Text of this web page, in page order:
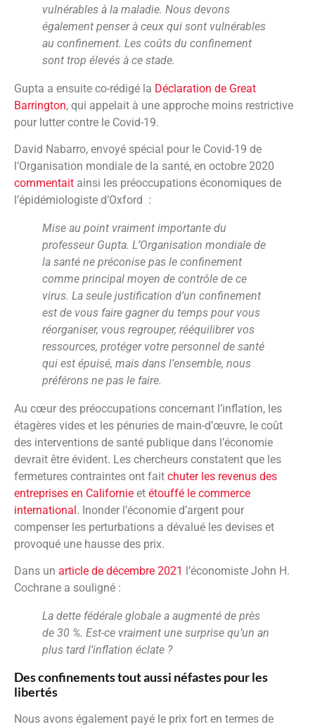
vulnérables à la maladie. Nous devons
également penser à ceux qui sont vulnérables
au confinement. Les coûts du confinement
sont trop élevés à ce stade.
Gupta a ensuite co-rédigé la Déclaration de Great
Barrington, qui appelait à une approche moins restrictive
pour lutter contre le Covid-19.
David Nabarro, envoyé spécial pour le Covid-19 de
l’Organisation mondiale de la santé, en octobre 2020
commentait ainsi les préoccupations économiques de
l’épidémiologiste d’Oxford :
Mise au point vraiment importante du
professeur Gupta. L’Organisation mondiale de
la santé ne préconise pas le confinement
comme principal moyen de contrôle de ce
virus. La seule justification d’un confinement
est de vous faire gagner du temps pour vous
réorganiser, vous regrouper, rééquilibrer vos
ressources, protéger votre personnel de santé
qui est épuisé, mais dans l’ensemble, nous
préférons ne pas le faire.
Au cœur des préoccupations concernant l’inflation, les
étagères vides et les pénuries de main-d’œuvre, le coût
des interventions de santé publique dans l’économie
devrait être évident. Les chercheurs constatent que les
fermetures contraintes ont fait chuter les revenus des
entreprises en Californie et étouffé le commerce
international. Inonder l’économie d’argent pour
compenser les perturbations a dévalué les devises et
provoqué une hausse des prix.
Dans un article de décembre 2021
l’économiste John H.
Cochrane a souligné :
La dette fédérale globale a augmenté de près
de 30 %. Est-ce vraiment une surprise qu’un an
plus tard l’inflation éclate ?
Des confinements tout aussi néfastes pour les
libertés
Nous avons également payé le prix fort en termes de